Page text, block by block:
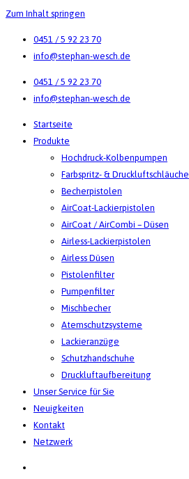
Zum Inhalt springen
0451 / 5 92 23 70
info@stephan-wesch.de
0451 / 5 92 23 70
info@stephan-wesch.de
Startseite
Produkte
Hochdruck-Kolbenpumpen
Farbspritz- & Druckluftschläuche
Becherpistolen
AirCoat-Lackierpistolen
AirCoat / AirCombi – Düsen
Airless-Lackierpistolen
Airless Düsen
Pistolenfilter
Pumpenfilter
Mischbecher
Atemschutzsysteme
Lackieranzüge
Schutzhandschuhe
Druckluftaufbereitung
Unser Service für Sie
Neuigkeiten
Kontakt
Netzwerk